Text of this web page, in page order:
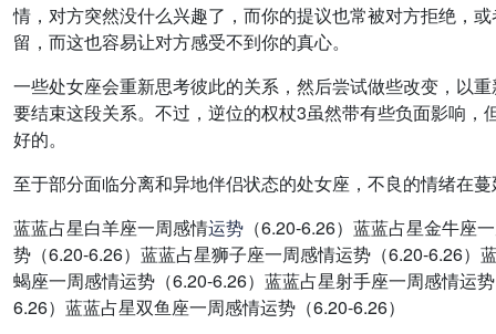
情，对方突然没什么兴趣了，而你的提议也常被对方拒绝，
留，而这也容易让对方感受不到你的真心。
一些处女座会重新思考彼此的关系，然后尝试做些改变，以
要结束这段关系。不过，逆位的权杖3虽然带有些负面影响
好的。
至于部分面临分离和异地伴侣状态的处女座，不良的情绪在
蓝蓝占星白羊座一周感情运势 （6.20-6.26）蓝蓝占星金牛座
势（6.20-6.26）蓝蓝占星狮子座一周感情运势（6.20-6.26
蝎座一周感情运势（6.20-6.26）蓝蓝占星射手座一周感情运
6.26）蓝蓝占星双鱼座一周感情运势（6.20-6.26）